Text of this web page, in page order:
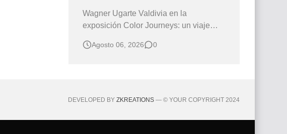
Wagner Ugarte Valdivia en la
exposición Color Journeys: un viaje
existencia Hay obras que no buscan
sensación que despierta "La vida" , una
Agosto 06, 2026 0
DEVELOPED BY ZKREATIONS — © YOUR COPYRIGHT 2024